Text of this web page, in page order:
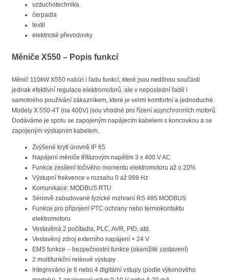
vzduchotechnika
čerpadla
textil
elektrické převodovky
Měniče X550 – Popis funkcí
Měnič 110kW X550 nabízí i řadu funkcí, které jsou nedílnou součástí
jednak efektivní regulace elektromotorů, ale v neposlední řadě i
samotného používání zákazníkem, které je velmi komfortní a jednoduché.
Modely X 550-4T (na 400V) jsou vhodné pro řízení asynchronních motorů.
Dodáváme je spolu se zapojeným napájecím kabelem s koncovkou a se
zapojeným výstupním kabelem.
Zvýšené krytí úrovně IP 65
Napájení měniče třífázovým napětím 3 x 400 V AC
Funkce zesílení točivého momentu elektromotoru až o 20%
Výstupní frekvence v rozsahu 0 až 999 Hz
Komunikace: MODBUS RTU
Sériově zabudované fyzické rozhraní RS 485 MODBUS
Funkce pro připojení PTC ochrany nebo termokontaktu
elektromotoru
Vestavěná 2 počítadla, PLC, AVR, PID, atd.
Vestavěný zdroj externího napájení + 24 V
EMS funkce – bezpečnostní funkce (okamžité zastavení)
2 multifunkční reléové výstupy
Integrováno je 6 nebo 4 digitální vstupy (podle výkonového